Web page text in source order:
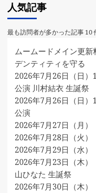
人気記事
最も訪問者が多かった記事 10
ムームードメイン更
デンティティを守る
2026年7月26日（日）
公演 川村結衣 生誕祭
2026年7月26日（日）
公演
2026年7月27日（月
2026年7月28日（火
2026年7月29日（水
2026年7月23日（木
山ひなた 生誕祭
2026年7月30日（木